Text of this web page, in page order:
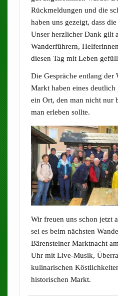
Rückmeldungen und die
haben uns gezeigt, dass
Unser herzlicher Dank gilt
Wanderführern,
diesen Tag mit Leben
Die Gespräche entlang der
Markt haben eines deutlich
ein Ort, den man nicht nur
man erleben sollte.
Wir freuen uns schon jetzt
sei es beim nächsten
Bärensteiner Marktnacht
Uhr mit Live-Musik,
kulinarischen
historischen Markt.